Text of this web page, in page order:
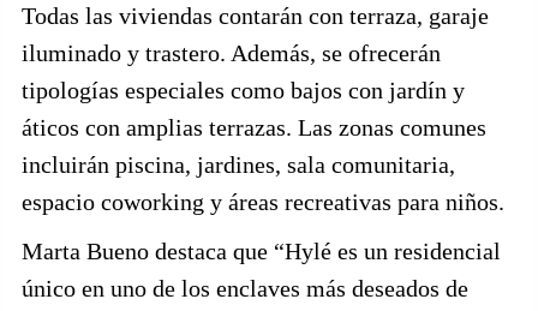
Todas las viviendas contarán con terraza, garaje
iluminado y trastero. Además, se ofrecerán
tipologías especiales como bajos con jardín y
áticos con amplias terrazas. Las zonas comunes
incluirán piscina, jardines, sala comunitaria,
espacio coworking y áreas recreativas para niños.
Marta Bueno destaca que “Hylé es un residencial
único en uno de los enclaves más deseados de